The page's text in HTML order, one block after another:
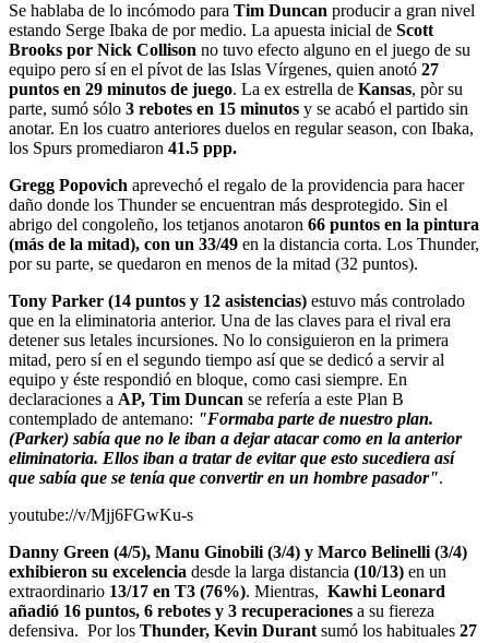
Se hablaba de lo incómodo para Tim Duncan producir a gran nivel
estando Serge Ibaka de por medio. La apuesta inicial de Scott
Brooks por Nick Collison no tuvo efecto alguno en el juego de su
equipo pero sí en el pívot de las Islas Vírgenes, quien anotó 27
puntos en 29 minutos de juego. La ex estrella de Kansas, pòr su
parte, sumó sólo 3 rebotes en 15 minutos y se acabó el partido sin
anotar. En los cuatro anteriores duelos en regular season, con Ibaka,
los Spurs promediaron 41.5 ppp.
Gregg Popovich aprevechó el regalo de la providencia para hacer
daño donde los Thunder se encuentran más desprotegido. Sin el
abrigo del congoleño, los tetjanos anotaron 66 puntos en la pintura
(más de la mitad), con un 33/49 en la distancia corta. Los Thunder,
por su parte, se quedaron en menos de la mitad (32 puntos).
Tony Parker (14 puntos y 12 asistencias) estuvo más controlado
que en la eliminatoria anterior. Una de las claves para el rival era
detener sus letales incursiones. No lo consiguieron en la primera
mitad, pero sí en el segundo tiempo así que se dedicó a servir al
equipo y éste respondió en bloque, como casi siempre. En
declaraciones a AP, Tim Duncan se refería a este Plan B
contemplado de antemano: "Formaba parte de nuestro plan.
(Parker) sabía que no le iban a dejar atacar como en la anterior
eliminatoria. Ellos iban a tratar de evitar que esto sucediera así
que sabía que se tenía que convertir en un hombre pasador".
youtube://v/Mjj6FGwKu-s
Danny Green (4/5), Manu Ginobili (3/4) y Marco Belinelli (3/4)
exhibieron su excelencia desde la larga distancia (10/13) en un
extraordinario 13/17 en T3 (76%). Mientras, Kawhi Leonard
añadió 16 puntos, 6 rebotes y 3 recuperaciones a su fiereza
defensiva. Por los Thunder, Kevin Durant sumó los habituales 27